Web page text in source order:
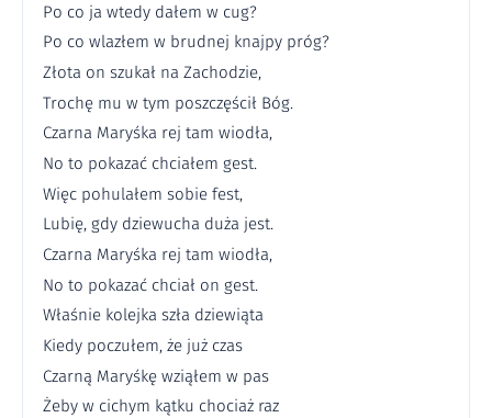
Po co ja wtedy dałem w cug?
Po co wlazłem w brudnej knajpy próg?
Złota on szukał na Zachodzie,
Trochę mu w tym poszczęścił Bóg.
Czarna Maryśka rej tam wiodła,
No to pokazać chciałem gest.
Więc pohulałem sobie fest,
Lubię, gdy dziewucha duża jest.
Czarna Maryśka rej tam wiodła,
No to pokazać chciał on gest.
Właśnie kolejka szła dziewiąta
Kiedy poczułem, że już czas
Czarną Maryśkę wziąłem w pas
Żeby w cichym kątku chociaż raz